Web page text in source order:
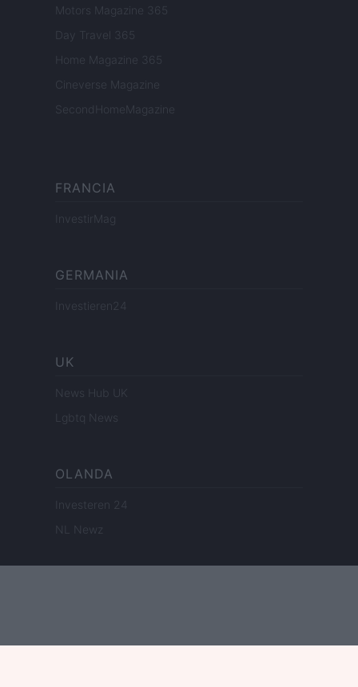
Motors Magazine 365
Day Travel 365
Home Magazine 365
Cineverse Magazine
SecondHomeMagazine
FRANCIA
InvestirMag
GERMANIA
Investieren24
UK
News Hub UK
Lgbtq News
OLANDA
Investeren 24
NL Newz